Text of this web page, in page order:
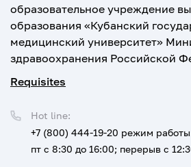
образовательное учреждение
образования «Кубанский
медицинский университет»
здравоохранения Российской
Requisites
Hot line:
+7 (800) 444-19-20 режим
пт с 8:30 до 16:00; перерыв с